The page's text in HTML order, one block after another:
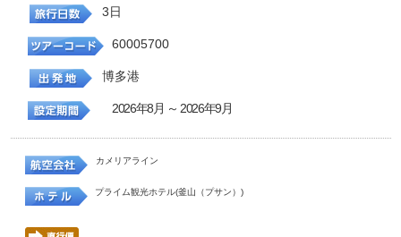
3日
60005700
博多港
2026年8月 ～ 2026年9月
カメリアライン
プライム観光ホテル(釜山（プサン）)